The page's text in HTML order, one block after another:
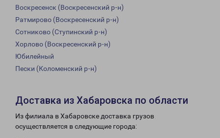
Воскресенск (Воскресенский р-н)
Ратмирово (Воскресенский р-н)
Сотниково (Ступинский р-н)
Хорлово (Воскресенский р-н)
Юбилейный
Пески (Коломенский р-н)
Доставка из Хабаровска по области
Из филиала в Хабаровске доставка грузов
осуществляется в следующие города: